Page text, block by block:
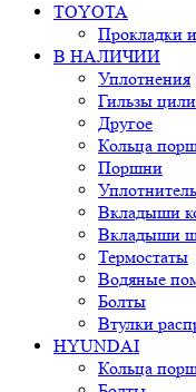
TOYOTA
Прокладки
В НАЛИЧИИ
Уплотнения
Гильзы
Другое
Кольца
Поршни
Вкладыши
Вкладыши
Термостаты
Водяные
Болты
Втулки
HYUNDAI
Кольца